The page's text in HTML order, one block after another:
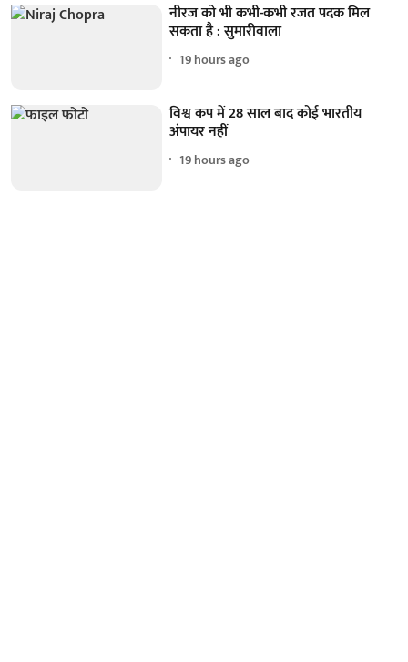
नीरज को भी कभी-कभी रजत पदक मिल
सकता है : सुमारीवाला
19 hours ago
विश्व कप में 28 साल बाद कोई भारतीय
अंपायर नहीं
19 hours ago